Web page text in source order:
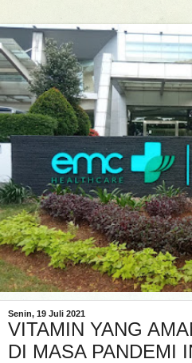
Senin, 19 Juli 2021
VITAMIN YANG
DI MASA PANDEMI